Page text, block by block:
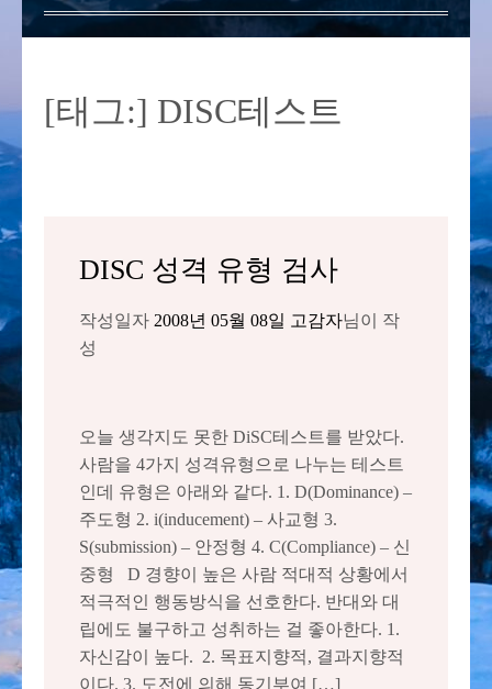
메
뉴
[태그:] DISC테스트
DISC 성격 유형 검사
작성일자 2008년 05월 08일 고감자님이 작
성
오늘 생각지도 못한 DiSC테스트를 받았다.
사람을 4가지 성격유형으로 나누는 테스트
인데 유형은 아래와 같다. 1. D(Dominance) –
주도형 2. i(inducement) – 사교형 3.
S(submission) – 안정형 4. C(Compliance) – 신
중형 D 경향이 높은 사람 적대적 상황에서
적극적인 행동방식을 선호한다. 반대와 대
립에도 불구하고 성취하는 걸 좋아한다. 1.
자신감이 높다. 2. 목표지향적, 결과지향적
이다. 3. 도전에 의해 동기부여 […]